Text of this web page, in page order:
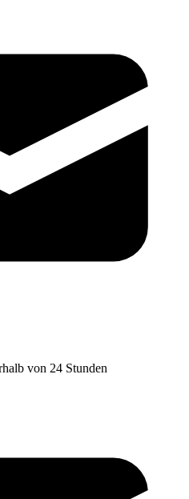
von 24 Stunden